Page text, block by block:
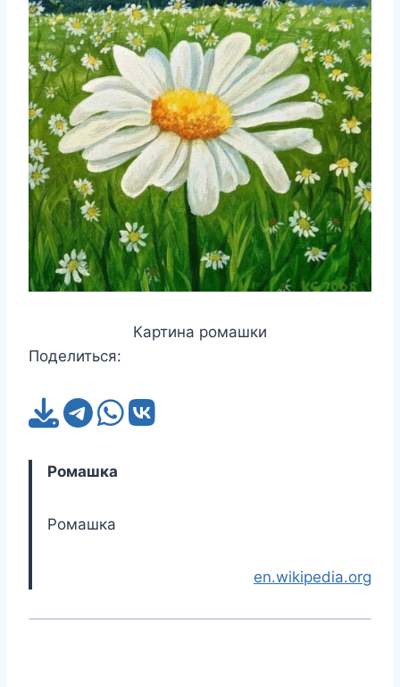
Картина ромашки
Поделиться:
Ромашка
Ромашка
en.wikipedia.org